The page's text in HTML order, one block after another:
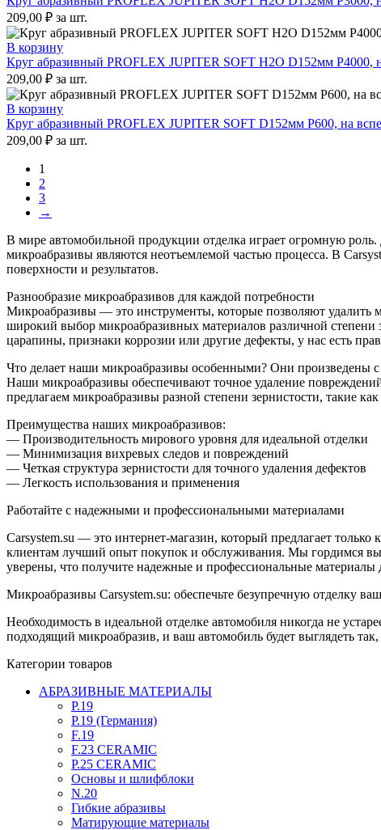
209,00 ₽ за шт.
В корзину
Круг абразивный PROFLEX JUPITER SOFT H2O D152мм Р4000,
209,00 ₽ за шт.
В корзину
Круг абразивный PROFLEX JUPITER SOFT D152мм Р600, на
209,00 ₽ за шт.
1
2
3
→
В мире автомобильной продукции отделка играет огромную
микроабразивы являются неотъемлемой частью процесса. В
поверхности и результатов.
Разнообразие микроабразивов для каждой потребности
Микроабразивы — это инструменты, которые позволяют удалить
широкий выбор микроабразивных материалов различной
царапины, признаки коррозии или другие дефекты, у нас есть
Что делает наши микроабразивы особенными? Они произведены
Наши микроабразивы обеспечивают точное удаление
предлагаем микроабразивы разной степени зернистости, такие
Преимущества наших микроабразивов:
— Производительность мирового уровня для идеальной отделки
— Минимизация вихревых следов и повреждений
— Четкая структура зернистости для точного удаления дефектов
— Легкость использования и применения
Работайте с надежными и профессиональными материалами
Carsystem.su — это интернет-магазин, который предлагает
клиентам лучший опыт покупок и обслуживания. Мы гордимся
уверены, что получите надежные и профессиональные материалы
Микроабразивы Carsystem.su: обеспечьте безупречную отделку
Необходимость в идеальной отделке автомобиля никогда не
подходящий микроабразив, и ваш автомобиль будет выглядеть
Категории товаров
АБРАЗИВНЫЕ МАТЕРИАЛЫ
P.19
P.19 (Германия)
F.19
F.23 CERAMIC
P.25 CERAMIC
Основы и шлифблоки
N.20
Гибкие абразивы
Матирующие материалы